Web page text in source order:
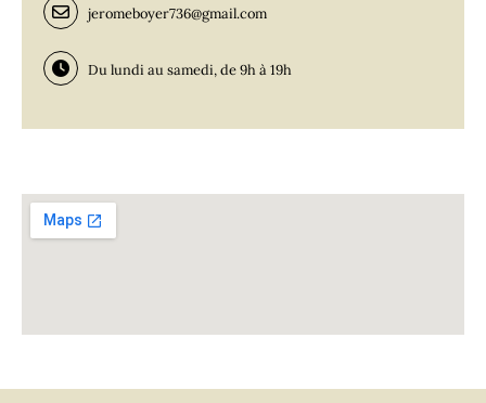
jeromeboyer736@gmail.com
Du lundi au samedi, de 9h à 19h